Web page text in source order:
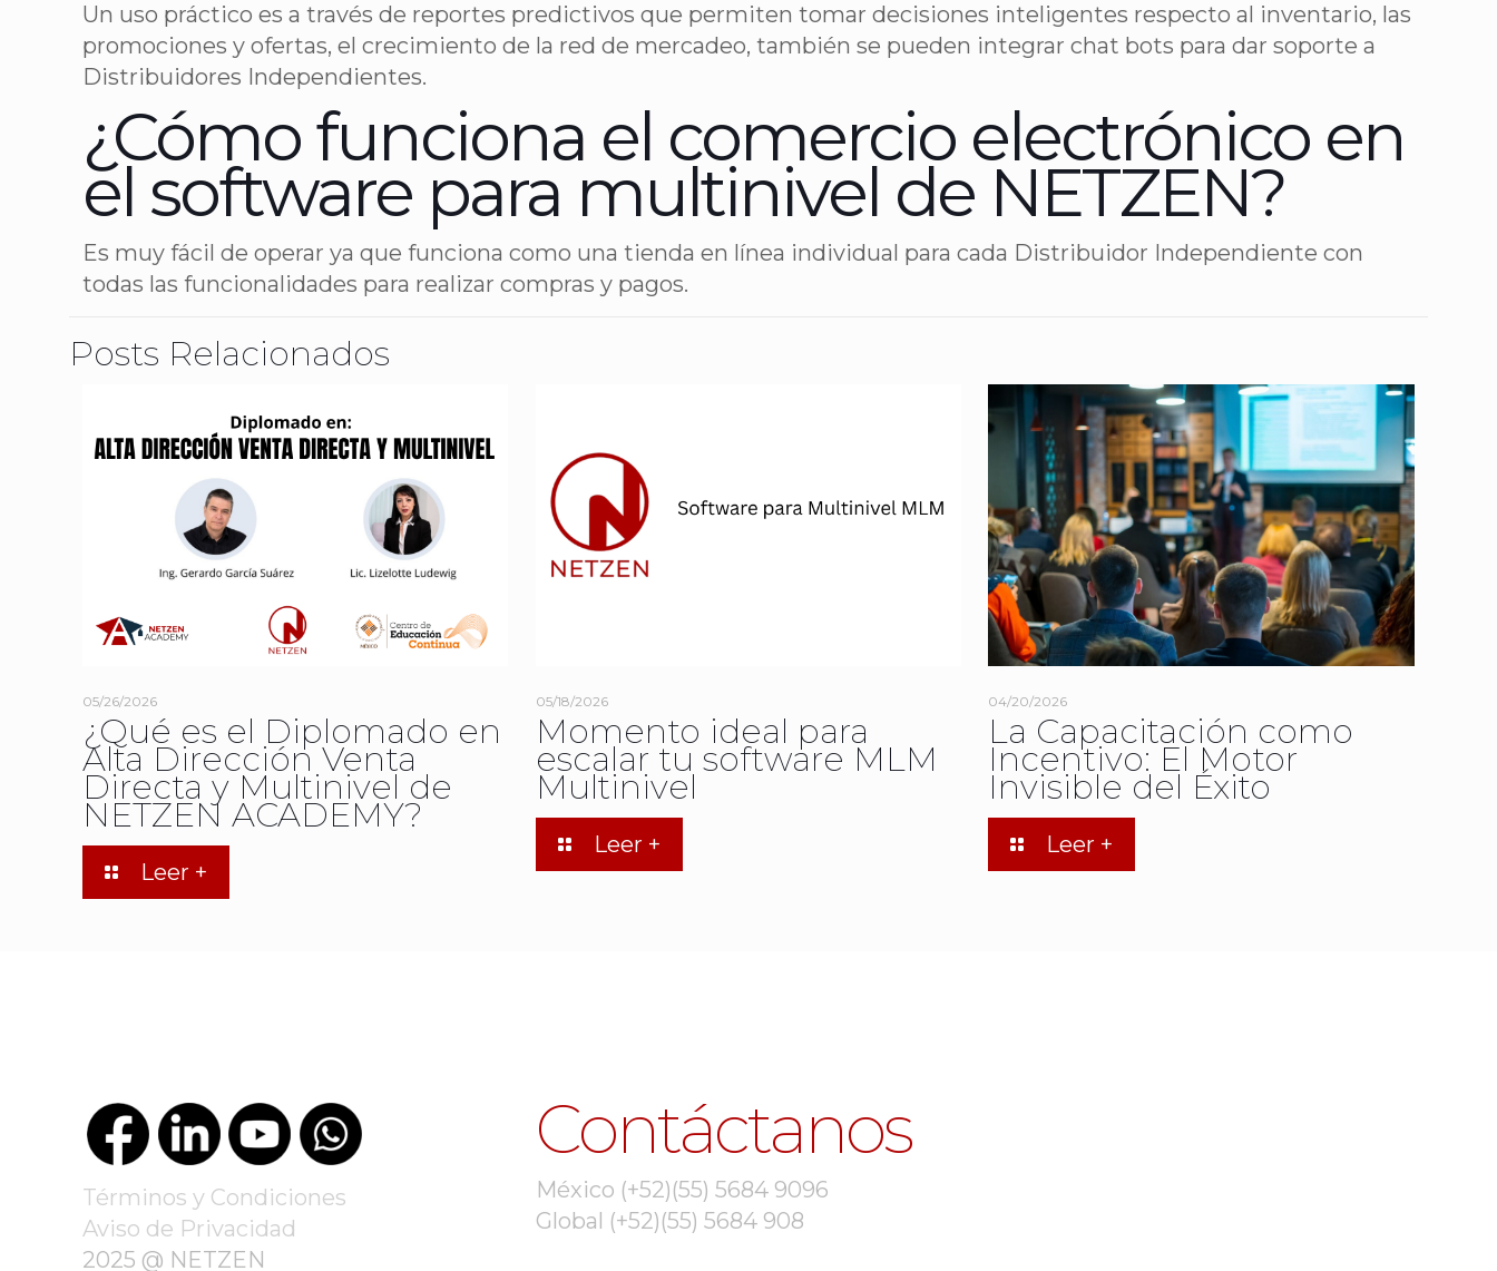
Un uso práctico es a través de reportes predictivos que permiten tomar decisiones inteligentes respecto al inventario, las
promociones y ofertas, el crecimiento de la red de mercadeo, también se pueden integrar chat bots para dar soporte a
Distribuidores Independientes.
¿Cómo funciona el comercio electrónico en
el software para multinivel de NETZEN?
Es muy fácil de operar ya que funciona como una tienda en línea individual para cada Distribuidor Independiente con
todas las funcionalidades para realizar compras y pagos.
Posts Relacionados
05/26/2026
¿Qué es el Diplomado en
Alta Dirección Venta
Directa y Multinivel de
NETZEN ACADEMY?
Leer +
05/18/2026
Momento ideal para
escalar tu software MLM
Multinivel
Leer +
04/20/2026
La Capacitación como
Incentivo: El Motor
Invisible del Éxito
Leer +
Términos y Condiciones
Aviso de Privacidad
2025 @ NETZEN
Contáctanos
México (+52)(55) 5684 9096
Global (+52)(55) 5684 908